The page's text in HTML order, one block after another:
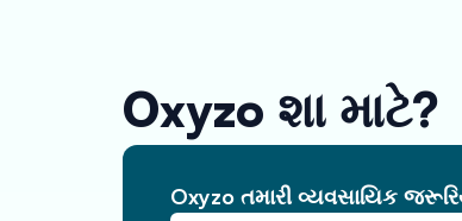
Oxyzo શા માટે?
Oxyzo તમારી વ્યવસાયિક